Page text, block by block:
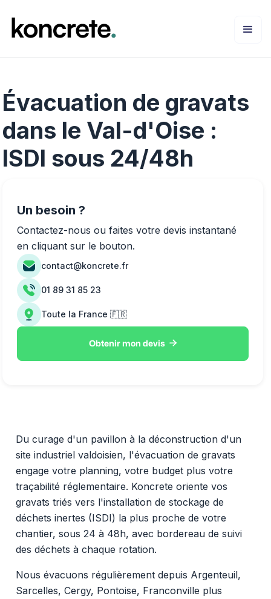
Évacuation de gravats
dans le Val-d'Oise :
ISDI sous 24/48h
Du curage d'un pavillon à la déconstruction d'un
site industriel valdoisien, l'évacuation de gravats
engage votre planning, votre budget plus votre
traçabilité réglementaire. Koncrete oriente vos
gravats triés vers l'installation de stockage de
déchets inertes (ISDI) la plus proche de votre
chantier, sous 24 à 48h, avec bordereau de suivi
des déchets à chaque rotation.
Nous évacuons régulièrement depuis Argenteuil,
Sarcelles, Cergy, Pontoise, Franconville plus
Un besoin ?
Contactez-nous ou faites votre devis instantané
en cliquant sur le bouton.
contact@koncrete.fr
01 89 31 85 23
Toute la France 🇫🇷
Obtenir mon devis 